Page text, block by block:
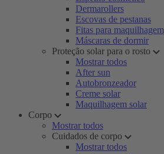
Dermarollers
Escovas de pestanas
Fitas para maquilhagem
Máscaras de dormir
Proteção solar para o rosto
Mostrar todos
After sun
Autobronzeador
Creme solar
Maquilhagem solar
Corpo
Mostrar todos
Cuidados de corpo
Mostrar todos